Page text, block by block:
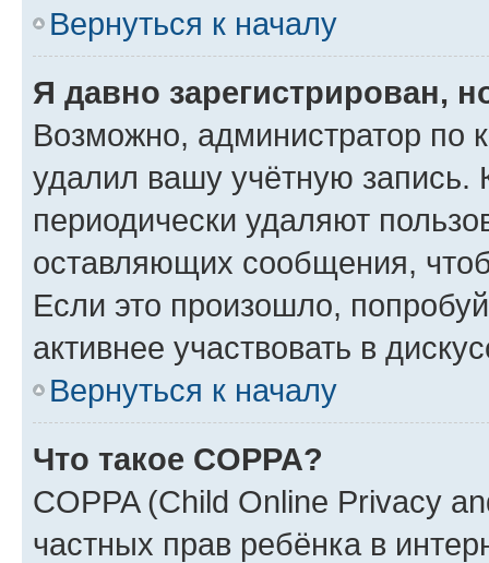
Вернуться к началу
Я давно зарегистрирован,
Возможно, администратор по
удалил вашу учётную запись.
периодически удаляют
оставляющих сообщения,
Если это произошло,
активнее участвовать в
Вернуться к началу
Что такое COPPA?
COPPA (Child Online Privacy
частных прав ребёнка в